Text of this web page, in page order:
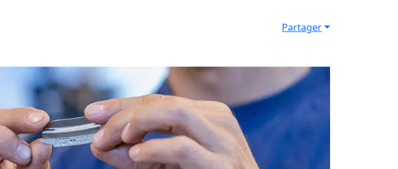
Partager